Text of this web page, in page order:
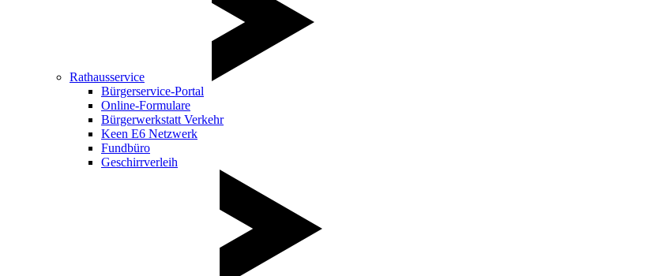
Rathausservice
Bürgerservice-Portal
Online-Formulare
Bürgerwerkstatt Verkehr
Keen E6 Netzwerk
Fundbüro
Geschirrverleih